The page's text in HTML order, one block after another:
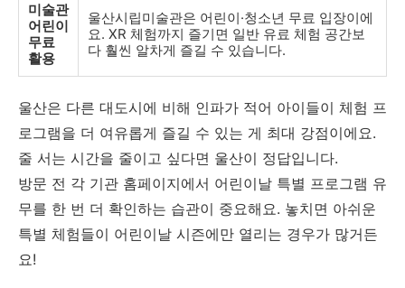
미술관
어린이
무료
활용
울산시립미술관은 어린이·청소년 무료 입장이에
요. XR 체험까지 즐기면 일반 유료 체험 공간보
다 훨씬 알차게 즐길 수 있습니다.
울산은 다른 대도시에 비해 인파가 적어 아이들이 체험 프
로그램을 더 여유롭게 즐길 수 있는 게 최대 강점이에요.
줄 서는 시간을 줄이고 싶다면 울산이 정답입니다.
방문 전 각 기관 홈페이지에서 어린이날 특별 프로그램 유
무를 한 번 더 확인하는 습관이 중요해요. 놓치면 아쉬운
특별 체험들이 어린이날 시즌에만 열리는 경우가 많거든
요!